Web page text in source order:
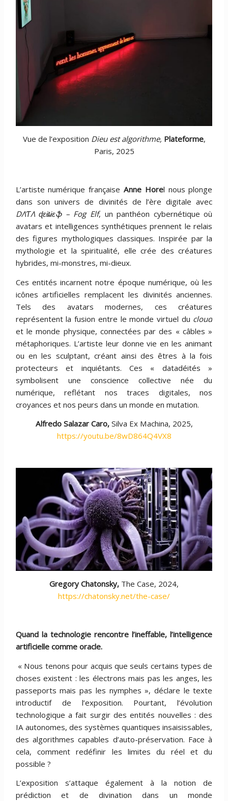
Vue de l’exposition Dieu est algorithme, Plateforme,
Paris, 2025
L’artiste numérique française Anne Horel nous plonge
dans son univers de divinités de l’ère digitale avec
DΛƬΛ ɖɛɨȶɨɛֆ – Fog Elf, un panthéon cybernétique où
avatars et intelligences synthétiques prennent le relais
des figures mythologiques classiques. Inspirée par la
mythologie et la spiritualité, elle crée des créatures
hybrides, mi-monstres, mi-dieux.
Ces entités incarnent notre époque numérique, où les
icônes artificielles remplacent les divinités anciennes.
Tels des avatars modernes, ces créatures
représentent la fusion entre le monde virtuel du cloud
et le monde physique, connectées par des « câbles »
métaphoriques. L’artiste leur donne vie en les animant
ou en les sculptant, créant ainsi des êtres à la fois
protecteurs et inquiétants. Ces « datadéités »
symbolisent une conscience collective née du
numérique, reflétant nos traces digitales, nos
croyances et nos peurs dans un monde en mutation.
Alfredo Salazar Caro, Silva Ex Machina, 2025,
https://youtu.be/8wD864Q4VX8
Gregory Chatonsky, The Case, 2024,
https://chatonsky.net/the-case/
Quand la technologie rencontre l’ineffable, l’intelligence
artificielle comme oracle.
« Nous tenons pour acquis que seuls certains types de
choses existent : les électrons mais pas les anges, les
passeports mais pas les nymphes », déclare le texte
introductif de l’exposition. Pourtant, l’évolution
technologique a fait surgir des entités nouvelles : des
IA autonomes, des systèmes quantiques insaisissables,
des algorithmes capables d’auto-préservation. Face à
cela, comment redéfinir les limites du réel et du
possible ?
L’exposition s’attaque également à la notion de
prédiction et de divination dans un monde